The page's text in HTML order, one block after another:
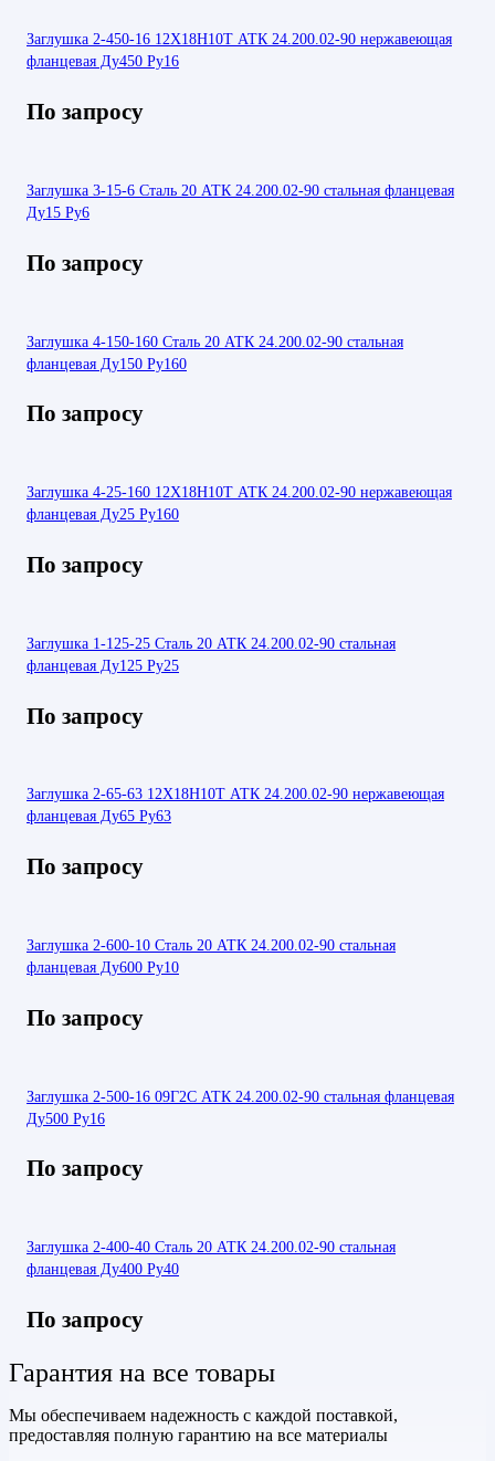
Заглушка 2-450-16 12Х18Н10Т АТК 24.200.02-90 нержавеющая
фланцевая Ду450 Ру16
По запросу
Заглушка 3-15-6 Сталь 20 АТК 24.200.02-90 стальная фланцевая
Ду15 Ру6
По запросу
Заглушка 4-150-160 Сталь 20 АТК 24.200.02-90 стальная
фланцевая Ду150 Ру160
По запросу
Заглушка 4-25-160 12Х18Н10Т АТК 24.200.02-90 нержавеющая
фланцевая Ду25 Ру160
По запросу
Заглушка 1-125-25 Сталь 20 АТК 24.200.02-90 стальная
фланцевая Ду125 Ру25
По запросу
Заглушка 2-65-63 12Х18Н10Т АТК 24.200.02-90 нержавеющая
фланцевая Ду65 Ру63
По запросу
Заглушка 2-600-10 Сталь 20 АТК 24.200.02-90 стальная
фланцевая Ду600 Ру10
По запросу
Заглушка 2-500-16 09Г2С АТК 24.200.02-90 стальная фланцевая
Ду500 Ру16
По запросу
Заглушка 2-400-40 Сталь 20 АТК 24.200.02-90 стальная
фланцевая Ду400 Ру40
По запросу
Гарантия на все товары
Мы обеспечиваем надежность с каждой поставкой,
предоставляя полную гарантию на все материалы